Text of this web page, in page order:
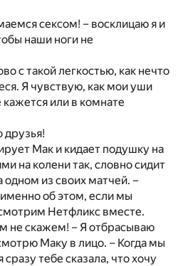
сексом! – восклицаю я и
наши ноги не
с такой легкостью, как нечто
Я чувствую, как мои уши
или в комнате
друзья!
Мак и кидает подушку на
на колени так, словно сидит
одном из своих матчей. –
об этом, если мы
Нетфликс вместе.
не скажем! – Я отбрасываю
Маку в лицо. – Когда мы
тебе сказала, что хочу